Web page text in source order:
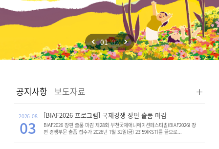
01 02
다음
공지사항 보도자료
2026-08
03
[BIAF2026 프로그램] 국제경쟁 장편 출품 마감
BIAF2026 장편 출품 마감 제28회 부천국제애니메이션페스티벌(BIAF2026) 장
편 경쟁부문 출품 접수가 2026년 7월 31일(금) 23:59(KST)를 끝으로...